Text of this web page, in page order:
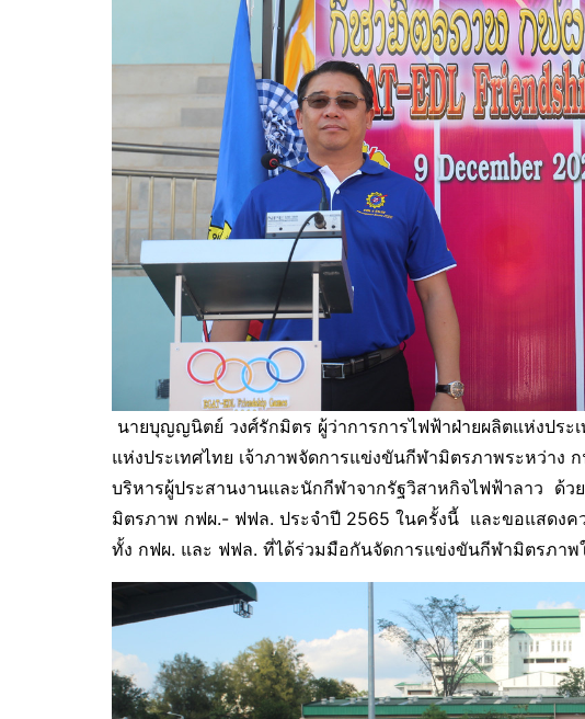
นายบุญญนิตย์ วงศ์รักมิตร ผู้ว่าการการไฟฟ้าฝ่ายผลิตแห่งประ
แห่งประเทศไทย เจ้าภาพจัดการแข่งขันกีฬามิตรภาพระหว่า
บริหารผู้ประสานงานและนักกีฬาจากรัฐวิสาหกิจไฟฟ้าลาว ด้
มิตรภาพ กฟผ.- ฟฟล. ประจำปี 2565 ในครั้งนี้ และขอแสดง
ทั้ง กฟผ. และ ฟฟล. ที่ได้ร่วมมือกันจัดการแข่งขันกีฬามิตรภา